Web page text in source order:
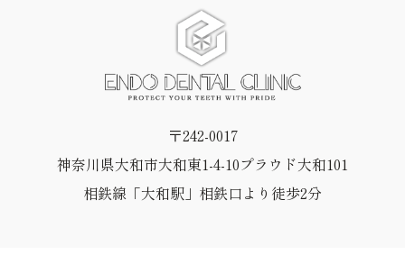
〒242-0017
神奈川県大和市大和東1-4-10プラウド大和101
相鉄線「大和駅」相鉄口より徒歩2分